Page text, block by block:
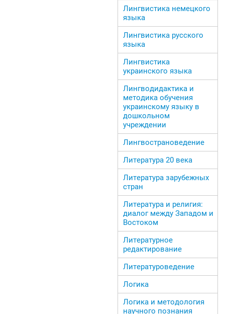
Лингвистика немецкого
языка
Лингвистика русского
языка
Лингвистика
украинского языка
Лингводидактика и
методика обучения
украинскому языку в
дошкольном
учреждении
Лингвострановедение
Литература 20 века
Литература зарубежных
стран
Литература и религия:
диалог между Западом и
Востоком
Литературное
редактирование
Литературоведение
Логика
Логика и методология
научного познания